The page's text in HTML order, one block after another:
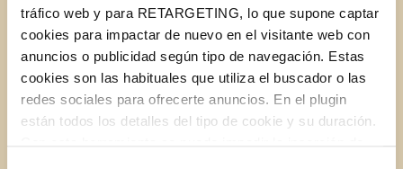
tráfico web y para RETARGETING, lo que supone captar
cookies para impactar de nuevo en el visitante web con
anuncios o publicidad según tipo de navegación. Estas
cookies son las habituales que utiliza el buscador o las
redes sociales para ofrecerte anuncios. En el plugin
están todos los detalles del tipo de cookie y su duración.
Salt and fresh ground pepper, to taste
1 large egg, lightly beaten
Green, red, and orange pepper, cut into 1-inch